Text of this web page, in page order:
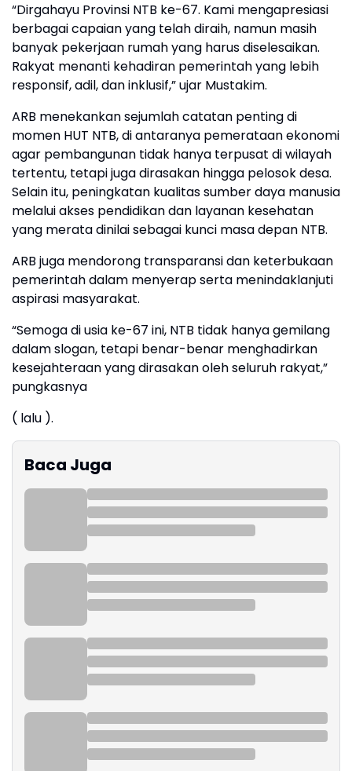
“Dirgahayu Provinsi NTB ke-67. Kami mengapresiasi
berbagai capaian yang telah diraih, namun masih
banyak pekerjaan rumah yang harus diselesaikan.
Rakyat menanti kehadiran pemerintah yang lebih
responsif, adil, dan inklusif,” ujar Mustakim.
ARB menekankan sejumlah catatan penting di
momen HUT NTB, di antaranya pemerataan ekonomi
agar pembangunan tidak hanya terpusat di wilayah
tertentu, tetapi juga dirasakan hingga pelosok desa.
Selain itu, peningkatan kualitas sumber daya manusia
melalui akses pendidikan dan layanan kesehatan
yang merata dinilai sebagai kunci masa depan NTB.
ARB juga mendorong transparansi dan keterbukaan
pemerintah dalam menyerap serta menindaklanjuti
aspirasi masyarakat.
“Semoga di usia ke-67 ini, NTB tidak hanya gemilang
dalam slogan, tetapi benar-benar menghadirkan
kesejahteraan yang dirasakan oleh seluruh rakyat,”
pungkasnya
( lalu ).
Baca Juga